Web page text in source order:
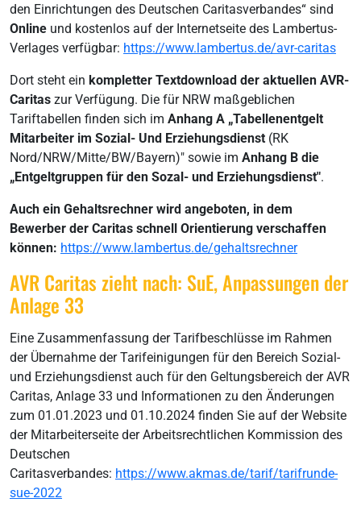
den Einrichtungen des Deutschen Caritasverbandes“ sind
Online und kostenlos auf der Internetseite des Lambertus-
Verlages verfügbar: https://www.lambertus.de/avr-caritas
Dort steht ein kompletter Textdownload der aktuellen AVR-
Caritas zur Verfügung. Die für NRW maßgeblichen
Tariftabellen finden sich im Anhang A „Tabellenentgelt
Mitarbeiter im Sozial- Und Erziehungsdienst (RK
Nord/NRW/Mitte/BW/Bayern)" sowie im Anhang B die
„Entgeltgruppen für den Sozal- und Erziehungsdienst".
Auch ein Gehaltsrechner wird angeboten, in dem
Bewerber der Caritas schnell Orientierung verschaffen
können: https://www.lambertus.de/gehaltsrechner
AVR Caritas zieht nach: SuE, Anpassungen der
Anlage 33
Eine Zusammenfassung der Tarifbeschlüsse im Rahmen
der Übernahme der Tarifeinigungen für den Bereich Sozial-
und Erziehungsdienst auch für den Geltungsbereich der AVR
Caritas, Anlage 33 und Informationen zu den Änderungen
zum 01.01.2023 und 01.10.2024 finden Sie auf der Website
der Mitarbeiterseite der Arbeitsrechtlichen Kommission des
Deutschen
Caritasverbandes: https://www.akmas.de/tarif/tarifrunde-
sue-2022